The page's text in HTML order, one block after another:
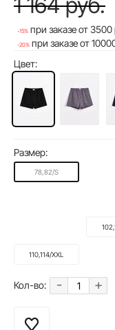
-15% при заказе от 3500
-20% при заказе от
Цвет:
Размер:
78,82/S
110,114/XXL
Кол-во: - +